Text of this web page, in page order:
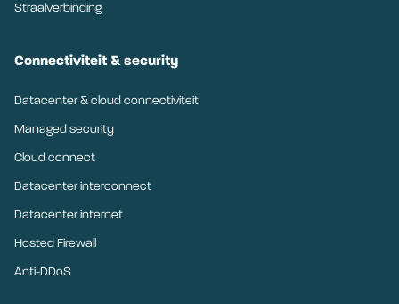
Straalverbinding
Connectiviteit & security
Datacenter & cloud connectiviteit
Managed security
Cloud connect
Datacenter interconnect
Datacenter internet
Hosted Firewall
Anti-DDoS